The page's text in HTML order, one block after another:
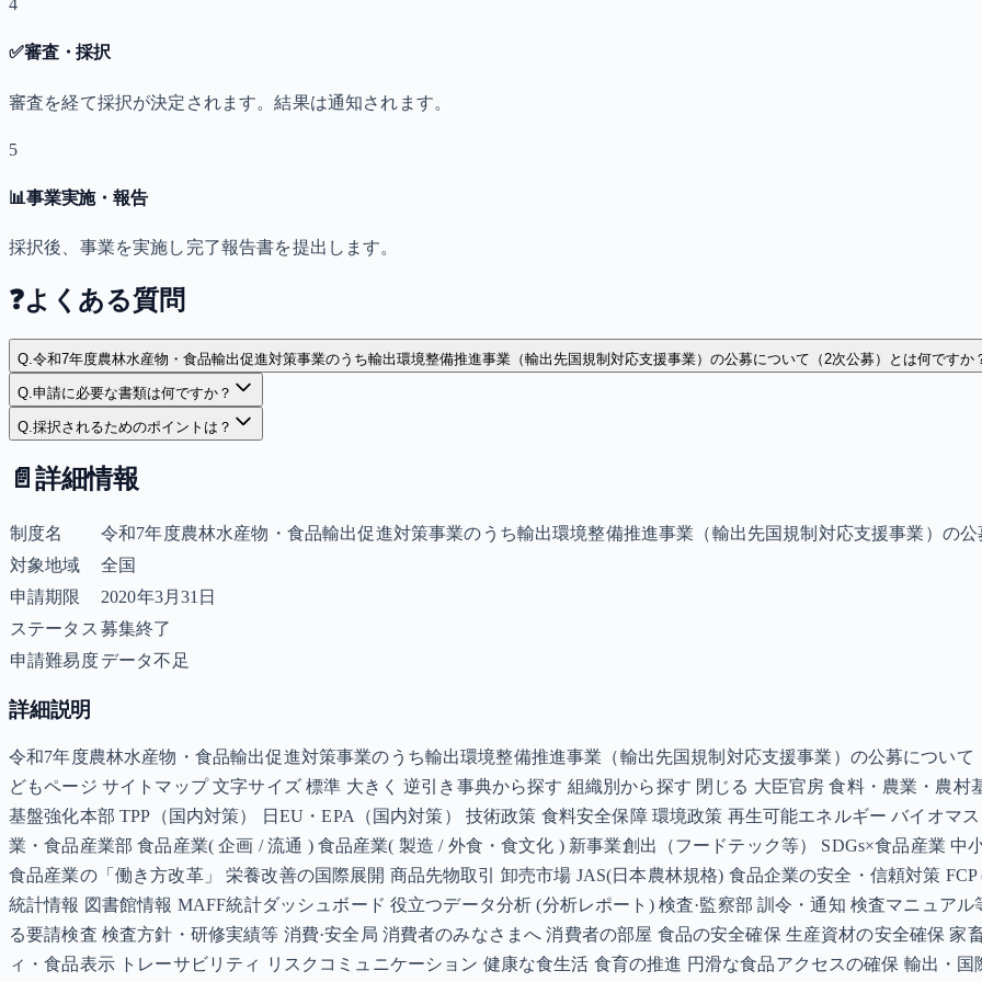
4
✅審査・採択
審査を経て採択が決定されます。結果は通知されます。
5
📊事業実施・報告
採択後、事業を実施し完了報告書を提出します。
❓よくある質問
Q.令和7年度農林水産物・食品輸出促進対策事業のうち輸出環境整備推進事業（輸出先国規制対応支援事業）の公募について（2次公募）とは何ですか
Q.申請に必要な書類は何ですか？
Q.採択されるためのポイントは？
📄 詳細情報
制度名
令和7年度農林水産物・食品輸出促進対策事業のうち輸出環境整備推進事業（輸出先国規制対応支援事業）の
対象地域
全国
申請期限
2020年3月31日
ステータス 募集終了
申請難易度データ不足
詳細説明
令和7年度農林水産物・食品輸出促進対策事業のうち輸出環境整備推進事業（輸出先国規制対応支援事業）の公募につい
どもページ サイトマップ 文字サイズ 標準 大きく 逆引き事典から探す 組織別から探す 閉じる 大臣官房 食料・農業・農
基盤強化本部 TPP（国内対策） 日EU・EPA（国内対策） 技術政策 食料安全保障 環境政策 再生可能エネルギー バイオマ
業・食品産業部 食品産業( 企画 / 流通 ) 食品産業( 製造 / 外食・食文化 ) 新事業創出（フードテック等） SDGs×食品産業
食品産業の「働き方改革」 栄養改善の国際展開 商品先物取引 卸売市場 JAS(日本農林規格) 食品企業の安全・信頼対策 FCP
統計情報 図書館情報 MAFF統計ダッシュボード 役立つデータ分析 (分析レポート) 検査·監察部 訓令・通知 検査マニュア
る要請検査 検査方針・研修実績等 消費·安全局 消費者のみなさまへ 消費者の部屋 食品の安全確保 生産資材の安全確保
ィ・食品表示 トレーサビリティ リスクコミュニケーション 健康な食生活 食育の推進 円滑な食品アクセスの確保 輸出・